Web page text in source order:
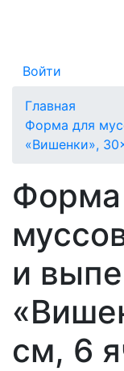
Войти
Главная
Форма для
«Вишенки»,
Форма
и
см, 6